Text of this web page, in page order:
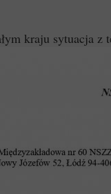
kraju sytuacja z